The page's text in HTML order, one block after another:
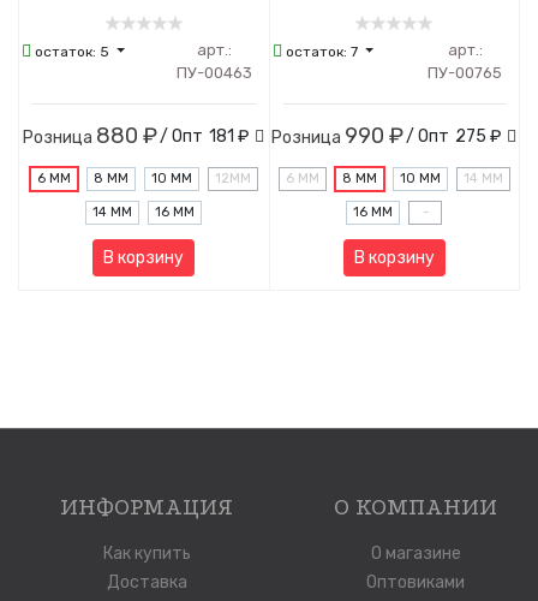
остаток: 5
арт.:
ПУ-00463
Розница 880 ₽/ Опт 181 ₽
6 ММ 8 ММ 10 ММ 12MM
14 ММ 16 ММ
В корзину
остаток:7
арт.:
ПУ-00765
Розница 990 ₽/ Опт 275 ₽
6 ММ 8 ММ 10 ММ 14 ММ
16 ММ -
В корзину
ИНФОРМАЦИЯ
Как купить
Доставка
О КОМПАНИИ
О магазине
Оптовиками